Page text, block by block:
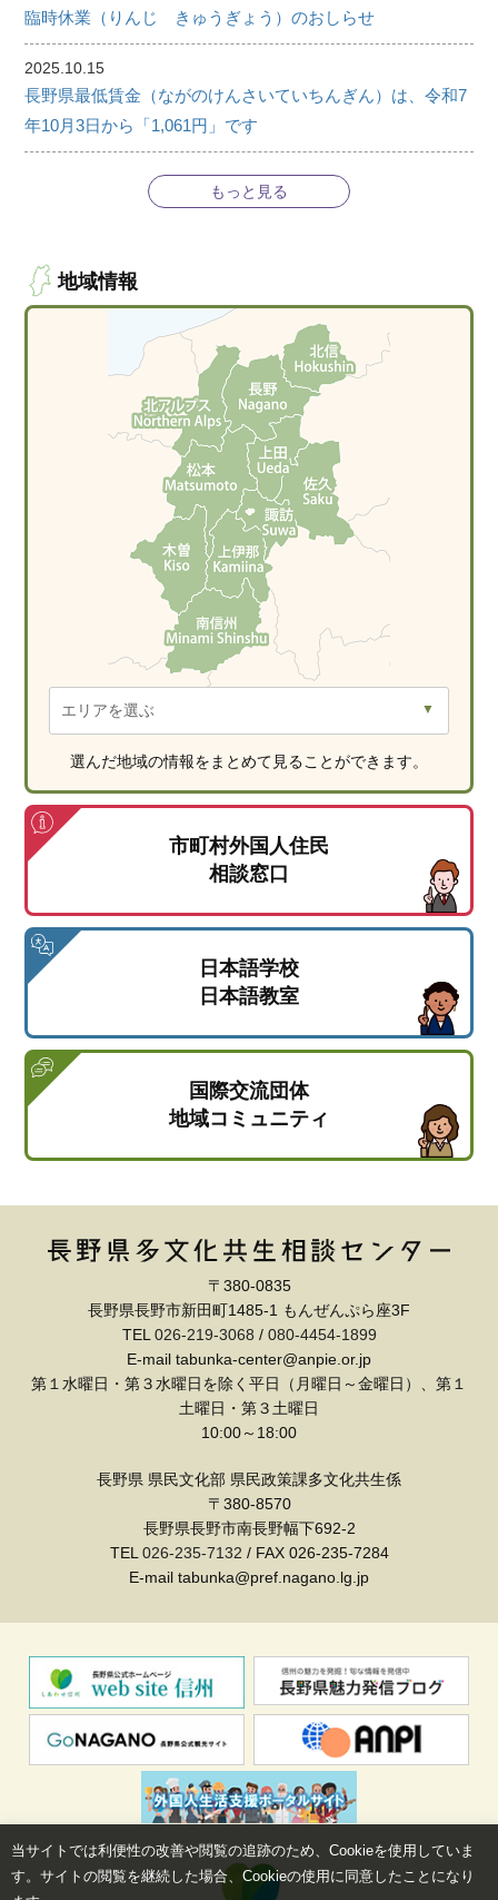
臨時休業（りんじ きゅうぎょう）のおしらせ
2025.10.15
長野県最低賃金（ながのけんさいていちんぎん）は、令和7
年10月3日から「1,061円」です
もっと見る
地域情報
選んだ地域の情報をまとめて見ることができます。
市町村外国人住民
相談窓口
日本語学校
日本語教室
国際交流団体
地域コミュニティ
〒380-0835
長野県長野市新田町1485-1 もんぜんぷら座3F
TEL026-219-3068 / 080-4454-1899
E-mail tabunka-center@anpie.or.jp
第１水曜日・第３水曜日を除く平日（月曜日～金曜日）、第１
土曜日・第３土曜日
10:00～18:00
長野県 県民文化部 県民政策課多文化共生係
〒380-8570
長野県長野市南長野幅下692-2
TEL026-235-7132 / FAX 026-235-7284
E-mail tabunka@pref.nagano.lg.jp
当サイトでは利便性の改善や閲覧の追跡のため、Cookieを使用していま
す。サイトの閲覧を継続した場合、Cookieの使用に同意したことになり